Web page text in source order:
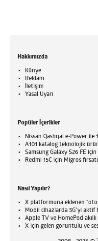
Hakkımızda
Künye
Reklam
İletişim
Yasal Uyarı
Popüler İçerikler
Nissan Qashqai e-Power ile
A101 katalog teknolojik
Samsung Galaxy S26 FE
Redmi 15C için Migros
Nasıl Yapılır?
X platformuna eklenen
Mobil cihazlarda 5G’yi aktif
Apple TV ve HomePod
X için gelen görüntülü ve